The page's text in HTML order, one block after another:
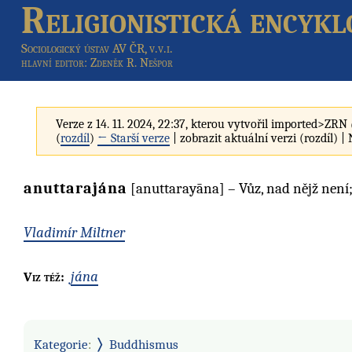
Religionistická
Sociologický ústav AV ČR, v.v.i.
hlavní editor: Zdeněk R. Nešpor
Verze z 14. 11. 2024, 22:37, kterou vytvořil imported>ZRN
(rozdíl) ← Starší verze| zobrazit aktuální verzi (rozdíl) |
anuttarajána [anuttarayāna] – Vůz, nad nějž
Vladimír Miltner
Viz též: jána
Kategorie: Buddhismus